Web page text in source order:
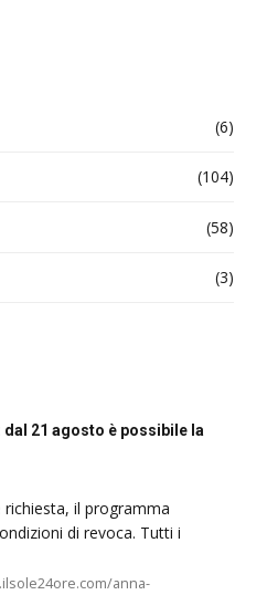
(6)
(104)
(58)
(3)
21 agosto è possibile la
il programma
di revoca. Tutti i
anna-